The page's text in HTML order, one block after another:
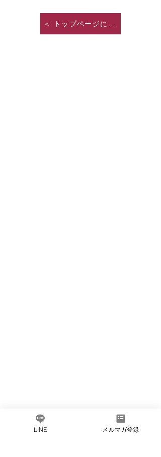
＜ トップページに戻る
LINE メルマガ登録